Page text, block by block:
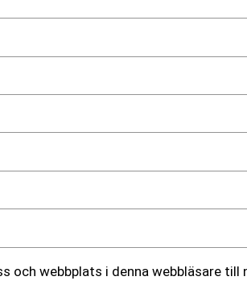
och webbplats i denna webbläsare till